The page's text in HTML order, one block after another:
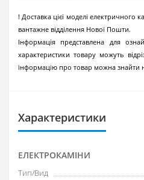
! Доставка цієї моделі електричного
вантажне відділення Нової Пошти.
Інформація представлена для
характеристики товару можуть
інформацію про товар можна знайти
Характеристики
ЕЛЕКТРОКАМІНИ
Тип/Вид